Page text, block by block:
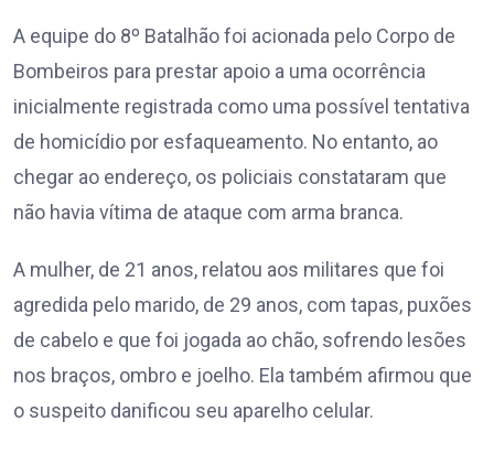
A equipe do 8º Batalhão foi acionada pelo Corpo de
Bombeiros para prestar apoio a uma ocorrência
inicialmente registrada como uma possível tentativa
de homicídio por esfaqueamento. No entanto, ao
chegar ao endereço, os policiais constataram que
não havia vítima de ataque com arma branca.
A mulher, de 21 anos, relatou aos militares que foi
agredida pelo marido, de 29 anos, com tapas, puxões
de cabelo e que foi jogada ao chão, sofrendo lesões
nos braços, ombro e joelho. Ela também afirmou que
o suspeito danificou seu aparelho celular.